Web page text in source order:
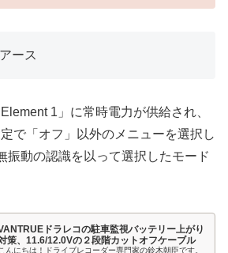
ース
1」に常時電力が供給され、
で「オフ」以外のメニューを選択し
振動の認識を以って選択したモード
ドラレコの駐車監視バッテリー上がり
策、11.6/12.0Vの２段階カットオフケーブル
こんにちは！ドライブレコーダー専門家の鈴木朝臣です。